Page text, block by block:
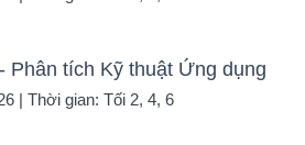
Phân tích Kỹ thuật Ứng dụng
| Thời gian: Tối 2, 4, 6